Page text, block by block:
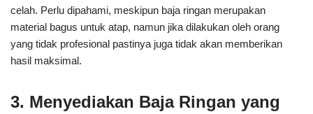
celah. Perlu dipahami, meskipun baja ringan merupakan
material bagus untuk atap, namun jika dilakukan oleh orang
yang tidak profesional pastinya juga tidak akan memberikan
hasil maksimal.
3. Menyediakan Baja Ringan yang